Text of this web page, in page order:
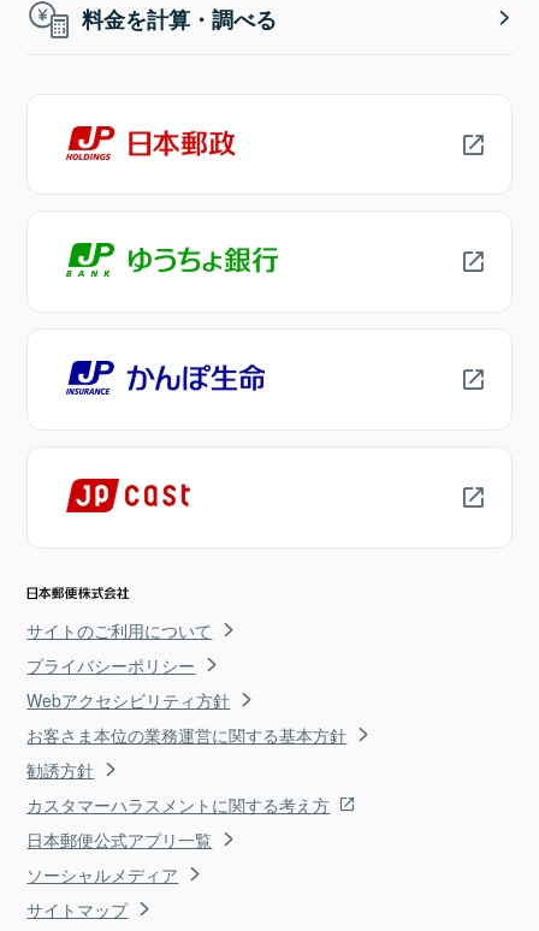
料金を計算・調べる
サイトのご利用について
プライバシーポリシー
Webアクセシビリティ方針
お客さま本位の業務運営に関する基本方針
勧誘方針
カスタマーハラスメントに関する考え方
日本郵便公式アプリ一覧
ソーシャルメディア
サイトマップ